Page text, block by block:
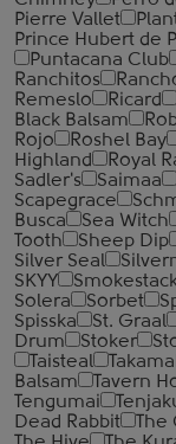
Pierre Vallet
Prince Hubert de
Puntacana Club
Ranchitos
Remeslo
Ricard
Black Balsam
Rojo
Roshel Bay
Highland
Royal
Sadler's
Saimaa
Scapegrace
Busca
Sea Witch
Tooth
Sheep Dip
Silver Seal
SKYY
Solera
Sorbet
Spisska
St. Graal
Drum
Stoker
Taisteal
Balsam
Tavern
Tengumai
Dead Rabbit